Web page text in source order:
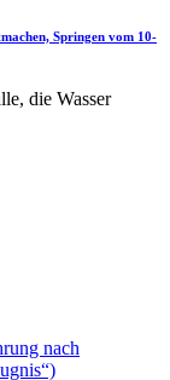
Springen vom 10-
die Wasser